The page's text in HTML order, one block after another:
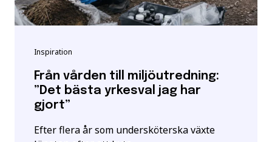
Inspiration
Från vården till miljöutredning:
”Det bästa yrkesval jag har
gjort”
Efter flera år som undersköterska växte